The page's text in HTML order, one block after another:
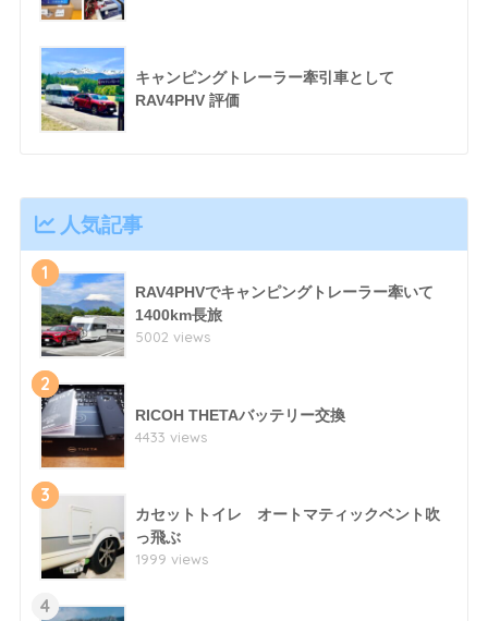
キャンピングトレーラー牽引車として
RAV4PHV 評価
人気記事
1
RAV4PHVでキャンピングトレーラー牽いて
1400km長旅
5002 views
2
RICOH THETAバッテリー交換
4433 views
3
カセットトイレ オートマティックベント吹
っ飛ぶ
1999 views
4